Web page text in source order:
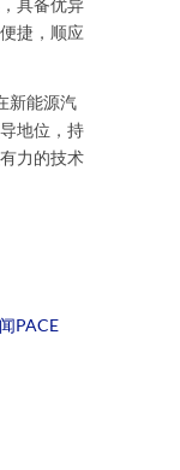
具备优异
捷，顺应
新能源汽
地位，持
力的技术
PACE